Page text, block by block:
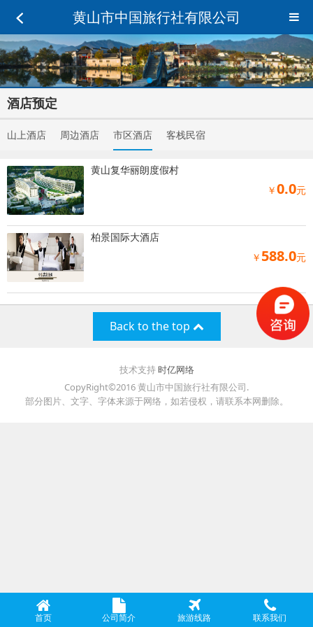
黄山市中国旅行社有限公司
酒店预定
山上酒店 周边酒店 市区酒店 客栈民宿
黄山复华丽朗度假村
￥0.0元
柏景国际大酒店
￥ 588.0元
Back to the top
技术支持时亿网络
CopyRight©2016 黄山市中国旅行社有限公司.
部分图片、文字、字体来源于网络，如若侵权，请联系本网删除。
首页 公司简介 旅游线路 联系我们